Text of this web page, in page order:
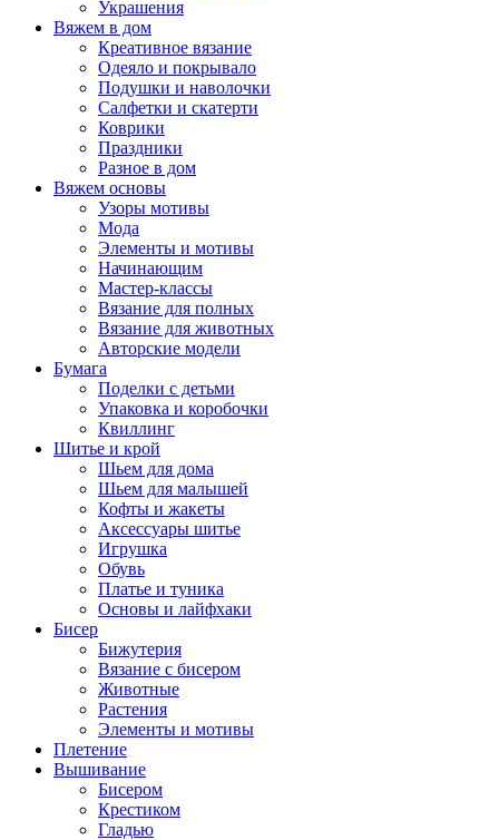
Украшения
Вяжем в дом
Креативное вязание
Одеяло и покрывало
Подушки и наволочки
Салфетки и скатерти
Коврики
Праздники
Разное в дом
Вяжем основы
Узоры мотивы
Мода
Элементы и мотивы
Начинающим
Мастер-классы
Вязание для полных
Вязание для животных
Авторские модели
Бумага
Поделки с детьми
Упаковка и коробочки
Квиллинг
Шитье и крой
Шьем для дома
Шьем для малышей
Кофты и жакеты
Аксессуары шитье
Игрушка
Обувь
Платье и туника
Основы и лайфхаки
Бисер
Бижутерия
Вязание с бисером
Животные
Растения
Элементы и мотивы
Плетение
Вышивание
Бисером
Крестиком
Гладью